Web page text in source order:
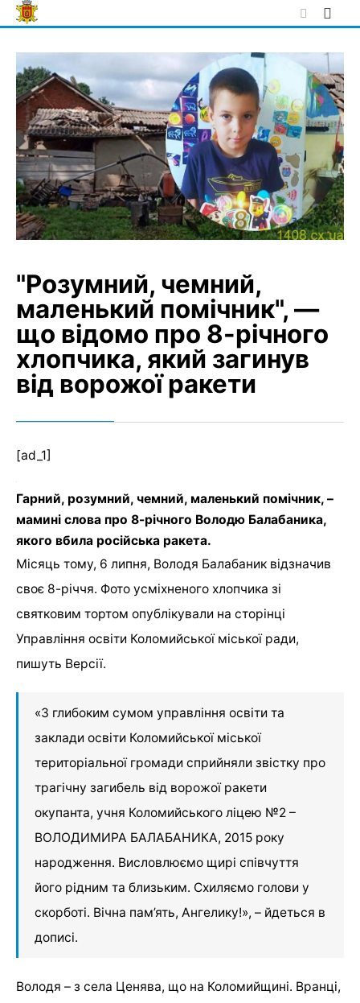
Skip
to
"Розумний, чемний,
маленький помічник", —
що відомо про 8-річного
хлопчика, який загинув
від ворожої ракети
[ad_1]
Гарний, розумний, чемний, маленький помічник, –
мамині слова про 8-річного Володю Балабаника,
якого вбила російська ракета.
Місяць тому, 6 липня, Володя Балабаник відзначив
своє 8-річчя. Фото усміхненого хлопчика зі
святковим тортом опублікували на сторінці
Управління освіти Коломийської міської ради,
пишуть Версії.
«З глибоким сумом управління освіти та
заклади освіти Коломийської міської
територіальної громади сприйняли звістку про
трагічну загибель від ворожої ракети
окупанта, учня Коломийського ліцею №2 –
ВОЛОДИМИРА БАЛАБАНИКА, 2015 року
народження. Висловлюємо щирі співчуття
його рідним та близьким. Схиляємо голови у
скорботі. Вічна пам’ять, Ангелику!», – йдеться в
дописі.
Володя – з села Ценява, що на Коломийщині. Вранці,